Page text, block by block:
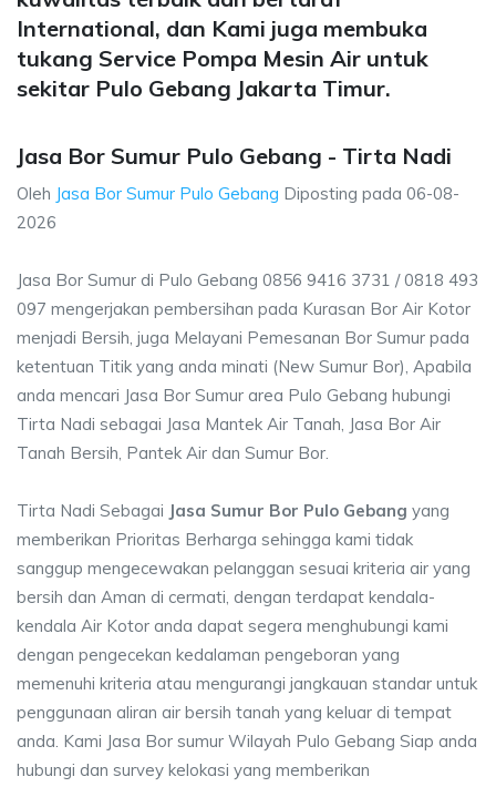
International, dan Kami juga membuka
tukang Service Pompa Mesin Air untuk
sekitar Pulo Gebang Jakarta Timur.
Jasa Bor Sumur Pulo Gebang - Tirta Nadi
Oleh Jasa Bor Sumur Pulo Gebang Diposting pada 06-08-
2026
Jasa Bor Sumur di Pulo Gebang 0856 9416 3731 / 0818 493
097 mengerjakan pembersihan pada Kurasan Bor Air Kotor
menjadi Bersih, juga Melayani Pemesanan Bor Sumur pada
ketentuan Titik yang anda minati (New Sumur Bor), Apabila
anda mencari Jasa Bor Sumur area Pulo Gebang hubungi
Tirta Nadi sebagai Jasa Mantek Air Tanah, Jasa Bor Air
Tanah Bersih, Pantek Air dan Sumur Bor.
Tirta Nadi Sebagai Jasa Sumur Bor Pulo Gebang yang
memberikan Prioritas Berharga sehingga kami tidak
sanggup mengecewakan pelanggan sesuai kriteria air yang
bersih dan Aman di cermati, dengan terdapat kendala-
kendala Air Kotor anda dapat segera menghubungi kami
dengan pengecekan kedalaman pengeboran yang
memenuhi kriteria atau mengurangi jangkauan standar untuk
penggunaan aliran air bersih tanah yang keluar di tempat
anda. Kami Jasa Bor sumur Wilayah Pulo Gebang Siap anda
hubungi dan survey kelokasi yang memberikan